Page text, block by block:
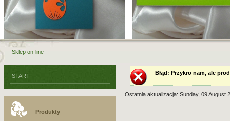
Sklep on-line
START
Produkty
Błąd: Przykro nam, ale
Ostatnia aktualizacja: Sunday, 09 August